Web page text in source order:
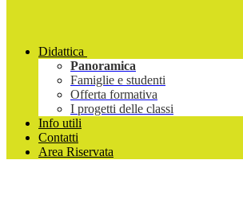
Didattica
Panoramica
Famiglie e studenti
Offerta formativa
I progetti delle classi
Info utili
Contatti
Area Riservata